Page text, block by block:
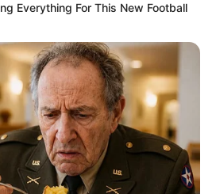
Everything For This New Football